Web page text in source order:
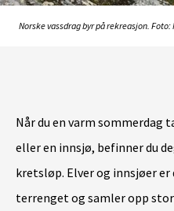
Norske vassdrag byr på rekreasjon. Foto:
Når du en varm sommerdag
eller en innsjø, befinner du
kretsløp. Elver og innsjøer er
terrenget og samler opp